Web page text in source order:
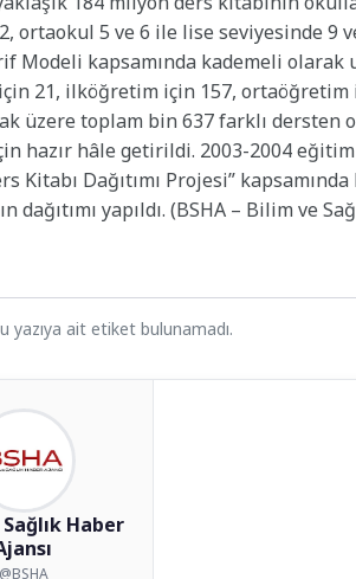
ortaokul 5 ve 6 ile lise seviyesinde 9
Modeli kapsamında kademeli olarak
21, ilköğretim için 157,
üzere toplam bin 637 farklı dersten
hazır hâle getirildi. 2003-2004
Kitabı Dağıtımı Projesi”
dağıtımı yapıldı. (BSHA – Bilim ve
yazıya ait etiket bulunamadı.
Haber
@BSHA